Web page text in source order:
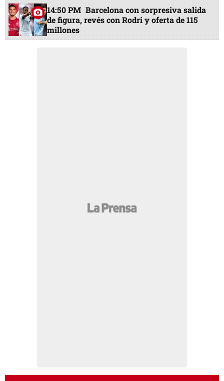
14:50 PM Barcelona con sorpresiva salida
de figura, revés con Rodri y oferta de 115
millones